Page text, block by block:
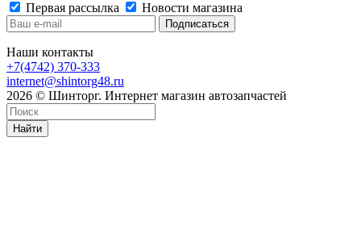
Первая рассылка
Новости магазина
Наши контакты
+7(4742) 370-333
internet@shintorg48.ru
2026 © Шинторг. Интернет магазин автозапчастей
Найти